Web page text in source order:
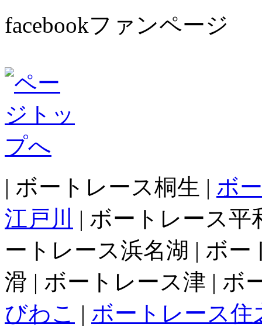
facebookファンページ
| ボートレース桐生 | ボ
江戸川
| ボートレース平
ートレース浜名湖 | ボ
滑 | ボートレース津 | ボ
びわこ | ボートレース住